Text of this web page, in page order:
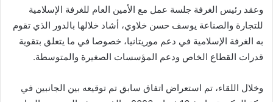
وعقد رئيس الغرفة جلسة عمل مع الأمين العام للغرفة الإسلامية
للتجارة والصناعة يوسف حسن خلاوي، أشاد خلالها بالدور الذي تقوم
به الغرفة الإسلامية في دعم موريتانيا، خصوصا في ما يتعلق بتقوية
قدرات القطاع الخاص ودعم المؤسسات الصغيرة والمتوسطة.
وخلال اللقاء، تم استعراض اتفاق سابق تم توقيعه بين الجانبين في